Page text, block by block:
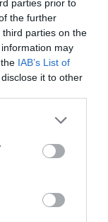
parties prior to
the further
parties on the
may
IAB’s List of
it to other
νέα για